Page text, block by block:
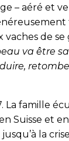
– aéré et
vaches de
va être
La famille
Suisse et en
la